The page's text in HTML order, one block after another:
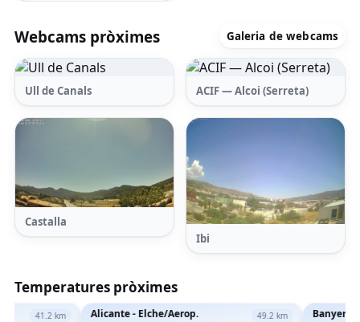
Webcams pròximes Galeria de webcams
Ull de Canals ACIF — Alcoi (Serreta)
Castalla
Ibi
Temperatures pròximes
Alicante - Elche/Aerop. 49.2 km Banyeres de Mariola